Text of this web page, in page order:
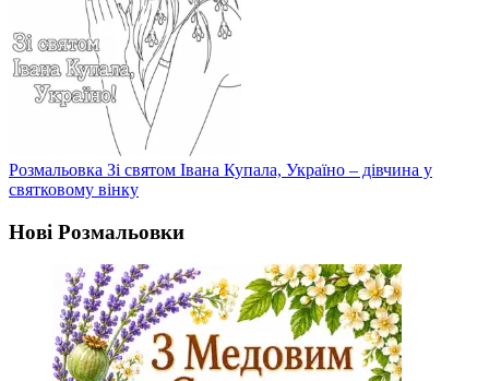
Розмальовка Зі святом Івана Купала, Україно – дівчина у
святковому вінку
Нові Розмальовки